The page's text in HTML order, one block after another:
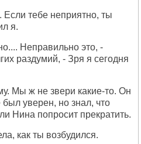
тебе неприятно, ты
я.
Неправильно это, -
раздумий, - Зря я сегодня
Мы ж не звери какие-то. Он
уверен, но знал, что
Нина попросит прекратить.
как ты возбудился.